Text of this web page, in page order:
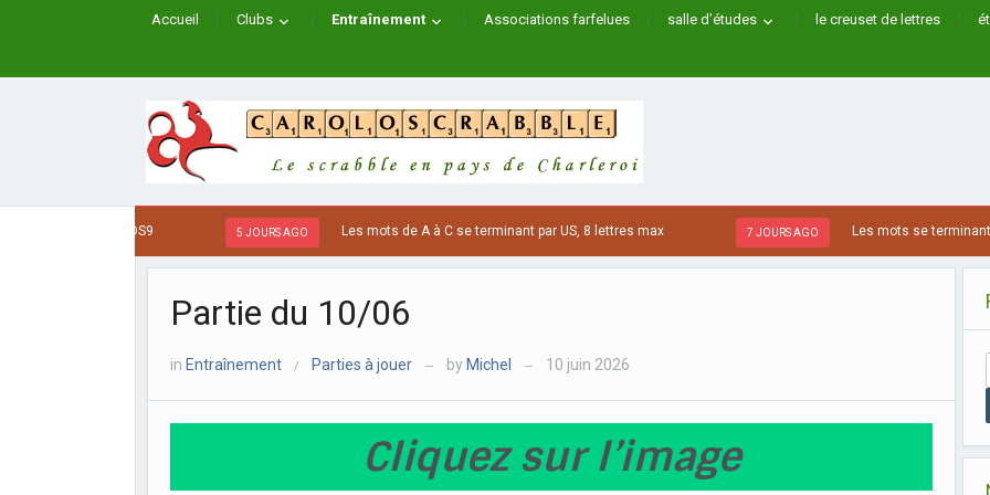
Accueil Clubs Entraînement Associations farfelues salle d’études le creuset de lettres
5 JOURS AGO Les mots de A à C se terminant par US, 8 lettres max 7 JOURS AGO Les mots se terminant par
Partie du 10/06
in Entraînement / Parties à jouer — by Michel — 10 juin 2026
Cliquez sur l’image